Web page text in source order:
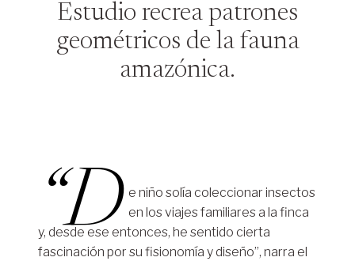
Estudio recrea patrones
geométricos de la fauna
amazónica.
“D e niño solía coleccionar insectos
en los viajes familiares a la finca
y, desde ese entonces, he sentido cierta
fascinación por su fisionomía y diseño”, narra el